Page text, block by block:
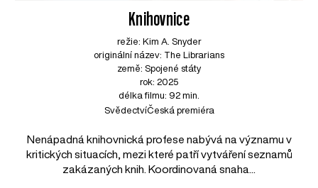
Knihovnice
režie: Kim A. Snyder
originální název: The Librarians
země: Spojené státy
rok: 2025
délka filmu: 92 min.
SvědectvíČeská premiéra
Nenápadná knihovnická profese nabývá na významu v
kritických situacích, mezi které patří vytváření seznamů
zakázaných knih. Koordinovaná snaha...